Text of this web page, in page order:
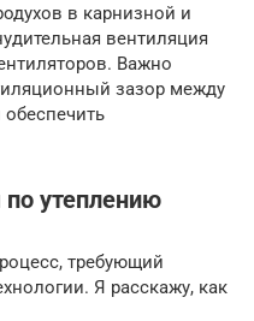
в карнизной и
вентиляция
Важно
зазор между
утеплению
требующий
Я расскажу, как